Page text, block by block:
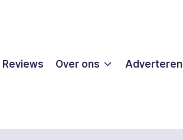
Reviews Over ons Adverteren